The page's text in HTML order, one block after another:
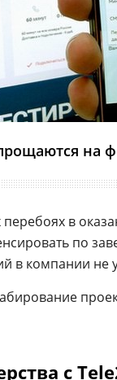
на
в
по
в компании не
с